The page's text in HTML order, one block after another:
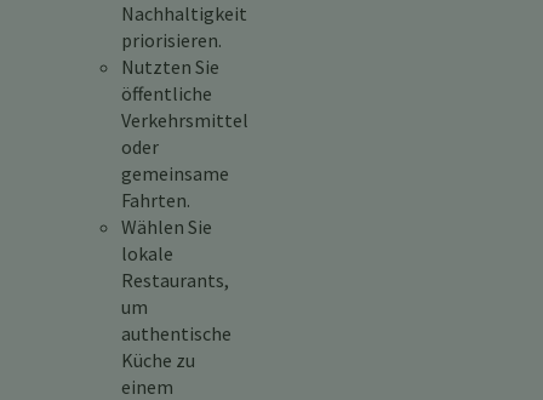
Nachhaltigkeit
priorisieren.
Nutzten Sie
öffentliche
Verkehrsmittel
oder
gemeinsame
Fahrten.
Wählen Sie
lokale
Restaurants,
um
authentische
Küche zu
einem